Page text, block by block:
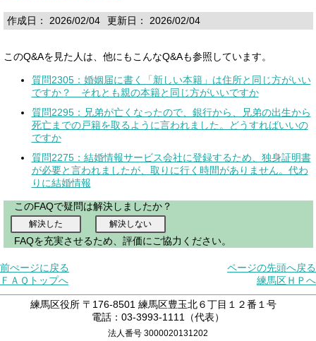
作成日： 2026/02/04 更新日： 2026/02/04
このQ&Aを見た人は、他にもこんなQ&Aも参照しています。
質問2305：婚姻届に書く「新しい本籍」は住所と同じ方がいい
ですか？ それとも親の本籍と同じ方がいいですか
質問2295：兄弟が亡くなったので、銀行から、兄弟の出生から
死亡までの戸籍を取るように言われました。どうすればいいの
ですか
質問2275：結婚情報サービス会社に登録するため、独身証明書
が必要と言われましたが、取りに行く時間がありません。代わ
りに結婚情報
このFAQで疑問は解決しましたか？
FAQを充実させるため、評価にご協力ください。
前ぺージに戻る
ページの先頭へ戻る
ＦＡＱトップへ
練馬区ＨＰへ
練馬区役所 〒176-8501 練馬区豊玉北６丁目１２番１号
電話：03-3993-1111（代表）
法人番号 3000020131202